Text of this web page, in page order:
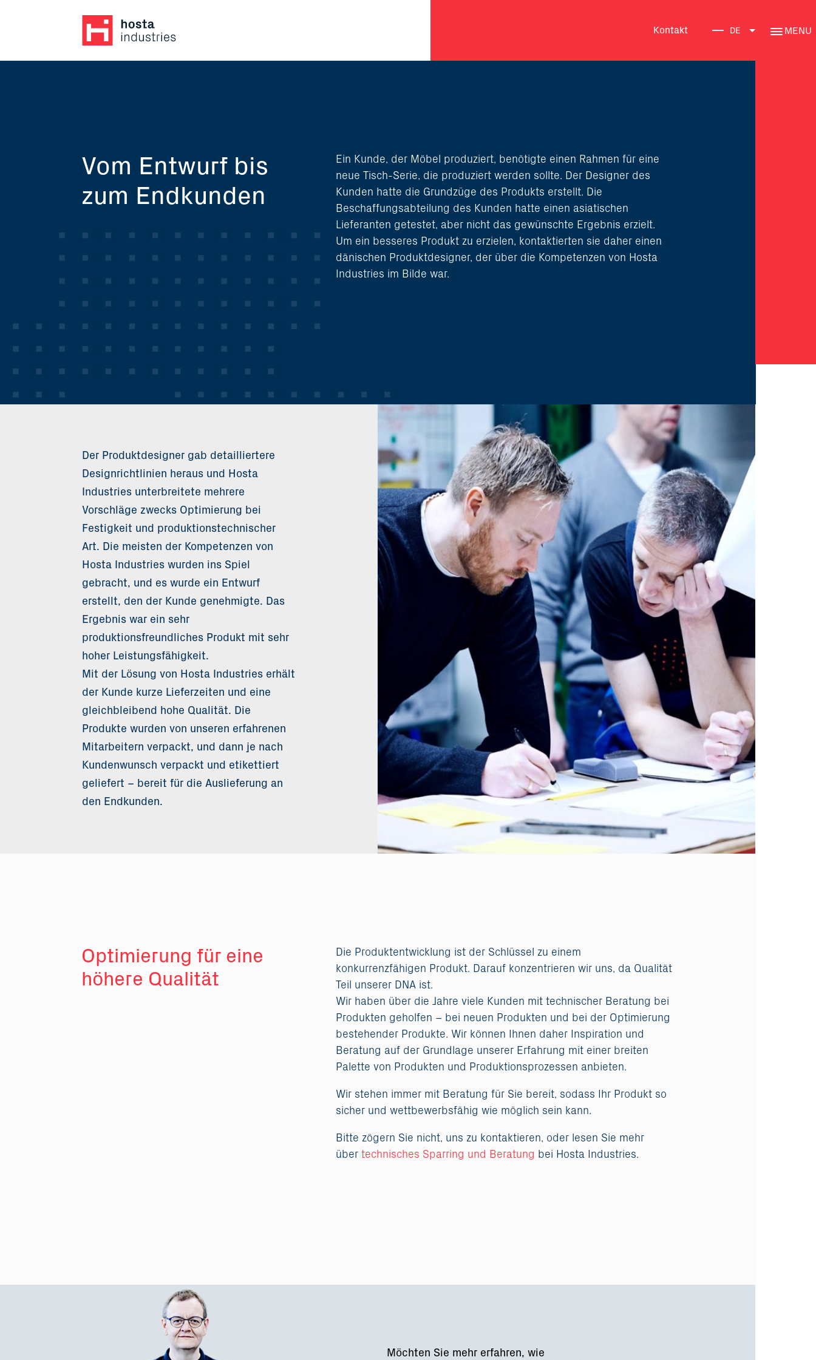
MENU
DE
Kontakt
Vom Entwurf bis
zum Endkunden
Ein Kunde, der Möbel produziert, benötigte einen Rahmen für eine
neue Tisch-Serie, die produziert werden sollte. Der Designer des
Kunden hatte die Grundzüge des Produkts erstellt. Die
Beschaffungsabteilung des Kunden hatte einen asiatischen
Lieferanten getestet, aber nicht das gewünschte Ergebnis erzielt.
Um ein besseres Produkt zu erzielen, kontaktierten sie daher einen
dänischen Produktdesigner, der über die Kompetenzen von Hosta
Industries im Bilde war.
Der Produktdesigner gab detailliertere
Designrichtlinien heraus und Hosta
Industries unterbreitete mehrere
Vorschläge zwecks Optimierung bei
Festigkeit und produktionstechnischer
Art. Die meisten der Kompetenzen von
Hosta Industries wurden ins Spiel
gebracht, und es wurde ein Entwurf
erstellt, den der Kunde genehmigte. Das
Ergebnis war ein sehr
produktionsfreundliches Produkt mit sehr
hoher Leistungsfähigkeit.
Mit der Lösung von Hosta Industries erhält
der Kunde kurze Lieferzeiten und eine
gleichbleibend hohe Qualität. Die
Produkte wurden von unseren erfahrenen
Mitarbeitern verpackt, und dann je nach
Kundenwunsch verpackt und etikettiert
geliefert – bereit für die Auslieferung an
den Endkunden.
Optimierung für eine
höhere Qualität
Die Produktentwicklung ist der Schlüssel zu einem
konkurrenzfähigen Produkt. Darauf konzentrieren wir uns, da Qualität
Teil unserer DNA ist.
Wir haben über die Jahre viele Kunden mit technischer Beratung bei
Produkten geholfen – bei neuen Produkten und bei der Optimierung
bestehender Produkte. Wir können Ihnen daher Inspiration und
Beratung auf der Grundlage unserer Erfahrung mit einer breiten
Palette von Produkten und Produktionsprozessen anbieten.
Wir stehen immer mit Beratung für Sie bereit, sodass Ihr Produkt so
sicher und wettbewerbsfähig wie möglich sein kann.
Bitte zögern Sie nicht, uns zu kontaktieren, oder lesen Sie mehr
übertechnisches Sparring und Beratung bei Hosta Industries.
Möchten Sie mehr erfahren, wie